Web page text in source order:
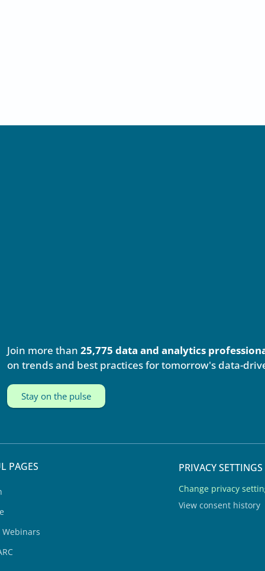
Join more than 25,775 data and analytics
on trends and best practices for tomorrow's data-
Stay on the pulse
PAGES
Webinars
PRIVACY SETTINGS
Change privacy
View consent history